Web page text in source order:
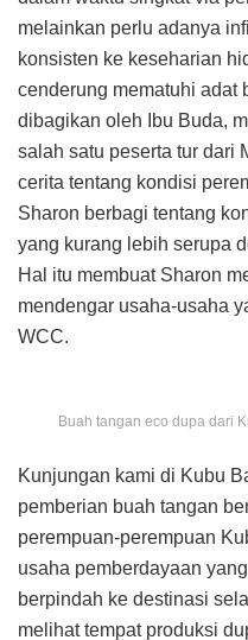
melainkan perlu adanya
konsisten ke keseharian
cenderung mematuhi adat
dibagikan oleh Ibu Buda,
salah satu peserta tur dari
cerita tentang kondisi
Sharon berbagi tentang
yang kurang lebih serupa
Hal itu membuat Sharon
mendengar usaha-usaha
WCC.
Buah tangan eco dupa dari
Kunjungan kami di Kubu
pemberian buah tangan
perempuan-perempuan
usaha pemberdayaan
berpindah ke destinasi
melihat tempat produksi